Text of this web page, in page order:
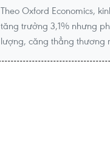
Theo Oxford Economics,
tăng trưởng 3,1% nhưng
lượng, căng thẳng thương